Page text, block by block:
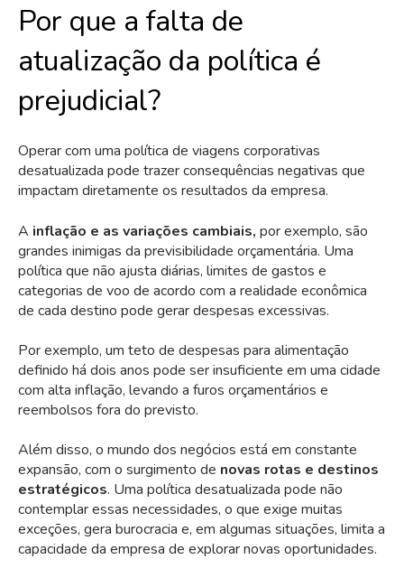
Por que a falta de
atualização da política é
prejudicial?
Operar com uma política de viagens corporativas
desatualizada pode trazer consequências negativas que
impactam diretamente os resultados da empresa.
A inflação e as variações cambiais, por exemplo, são
grandes inimigas da previsibilidade orçamentária. Uma
política que não ajusta diárias, limites de gastos e
categorias de voo de acordo com a realidade econômica
de cada destino pode gerar despesas excessivas.
Por exemplo, um teto de despesas para alimentação
definido há dois anos pode ser insuficiente em uma cidade
com alta inflação, levando a furos orçamentários e
reembolsos fora do previsto.
Além disso, o mundo dos negócios está em constante
expansão, com o surgimento de novas rotas e destinos
estratégicos. Uma política desatualizada pode não
contemplar essas necessidades, o que exige muitas
exceções, gera burocracia e, em algumas situações, limita a
capacidade da empresa de explorar novas oportunidades.